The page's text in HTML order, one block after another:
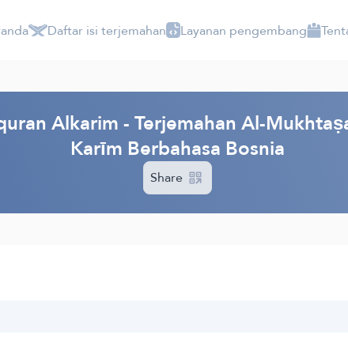
Daftar isi terjemahan Layanan pengembang
Alkarim - Terjemahan Al-
Karīm Berbahasa Bosnia
Share